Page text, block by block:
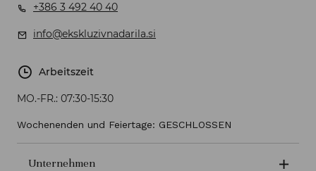
+386 3 492 40 40
info@ekskluzivnadarila.si
Arbeitszeit
MO.-FR.: 07:30-15:30
Wochenenden und Feiertage: GESCHLOSSEN
Unternehmen